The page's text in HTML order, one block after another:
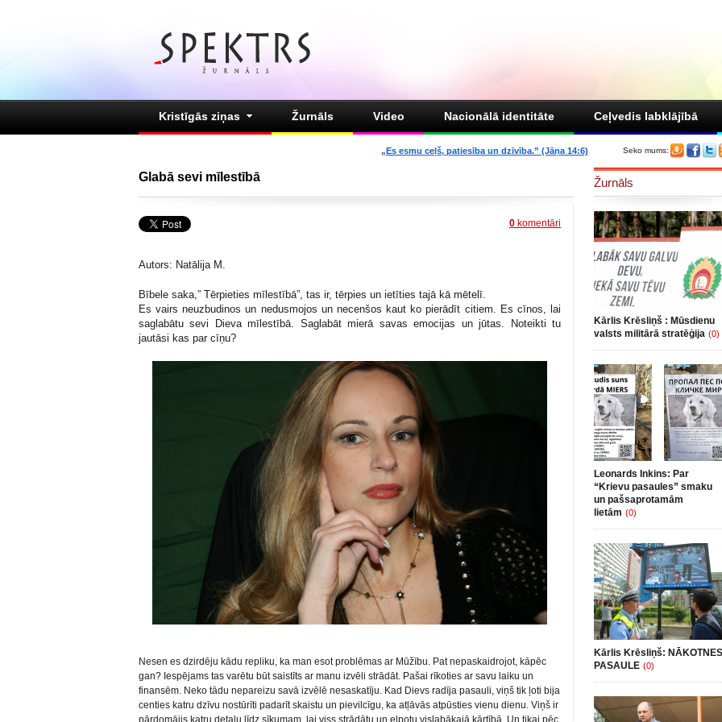
Kristīgās ziņas Žurnāls Video Nacionālā identitāte Ceļvedis labklājībā
Seko mums:
„Es esmu ceļš, patiesība un dzīvība.” (Jāņa 14:6)
Glabā sevi mīlestībā
0 komentāri
Autors: Natālija M.
Bībele saka,” Tērpieties mīlestībā”, tas ir, tērpies un ietīties tajā kā mētelī.
Es vairs neuzbudinos un nedusmojos un necenšos kaut ko pierādīt citiem. Es cīnos, lai
saglabātu sevi Dieva mīlestībā. Saglabāt mierā savas emocijas un jūtas. Noteikti tu
jautāsi kas par cīņu?
Nesen es dzirdēju kādu repliku, ka man esot problēmas ar Mūžību. Pat nepaskaidrojot, kāpēc
gan? Iespējams tas varētu būt saistīts ar manu izvēli strādāt. Pašai rīkoties ar savu laiku un
finansēm. Neko tādu nepareizu savā izvēlē nesaskatīju. Kad Dievs radīja pasauli, viņš tik ļoti bija
centies katru dzīvu nostūrīti padarīt skaistu un pievilcīgu, ka atļāvās atpūsties vienu dienu. Viņš ir
pārdomājis katru detaļu līdz sīkumam, lai viss strādātu un elpotu vislabākajā kārtībā. Un tikai pēc
Žurnāls
Kārlis Krēsliņš : Mūsdienu
valsts militārā stratēģija (0)
Leonards Inkins: Par
“Krievu pasaules” smaku
un pašsaprotamām
lietām (0)
Kārlis Krēsliņš: NĀKOTNES
PASAULE (0)